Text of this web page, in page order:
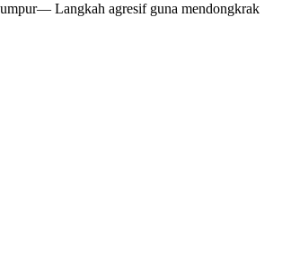
Langkah agresif guna mendongkrak